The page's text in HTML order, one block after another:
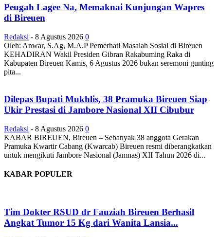
Peugah Lagee Na, Memaknai Kunjungan Wapres
di Bireuen
Redaksi - 8 Agustus 2026 0
Oleh: Anwar, S.Ag, M.A.P Pemerhati Masalah Sosial di Bireuen
KEHADIRAN Wakil Presiden Gibran Rakabuming Raka di
Kabupaten Bireuen Kamis, 6 Agustus 2026 bukan seremoni gunting
pita...
Dilepas Bupati Mukhlis, 38 Pramuka Bireuen Siap
Ukir Prestasi di Jambore Nasional XII Cibubur
Redaksi - 8 Agustus 2026 0
KABAR BIREUEN, Bireuen – Sebanyak 38 anggota Gerakan
Pramuka Kwartir Cabang (Kwarcab) Bireuen resmi diberangkatkan
untuk mengikuti Jambore Nasional (Jamnas) XII Tahun 2026 di...
KABAR POPULER
Tim Dokter RSUD dr Fauziah Bireuen Berhasil
Angkat Tumor 15 Kg dari Wanita Lansia...